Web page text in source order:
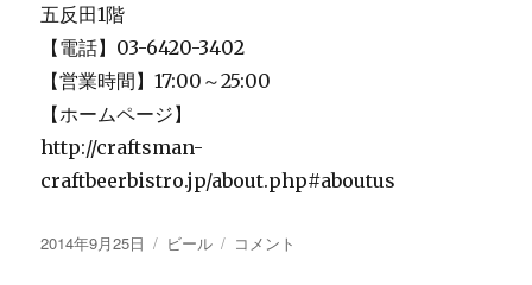
催！
五反田1階
【電話】03-6420-3402
【営業時間】17:00～25:00
【ホームページ】
http://craftsman-
craftbeerbistro.jp/about.php#aboutus
投
2014年9月25日
カ
ビール
新
コメント